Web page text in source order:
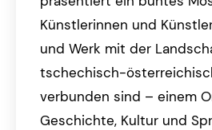
Künstlerinnen und
und Werk mit der
tschechisch-
verbunden sind – einem
Geschichte, Kultur und